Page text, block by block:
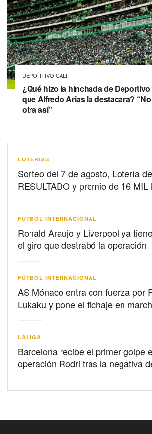
DEPORTIVO CALI
¿Qué hizo la hinchada de Deportivo
que Alfredo Arias la destacara?
otra así”
LOTERIAS
Sorteo del 7 de agosto, Lotería
RESULTADO y premio de 16 MIL
FÚTBOL INTERNACIONAL
Ronald Araujo y Liverpool ya
el giro que destrabó la operación
FÚTBOL INTERNACIONAL
AS Mónaco entra con fuerza por
Lukaku y pone el fichaje en
LALIGA
Barcelona recibe el primer golpe
operación Rodri tras la negativa